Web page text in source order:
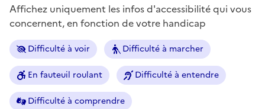
Affichez uniquement les infos d'accessibilité qui vous
concernent, en fonction de votre handicap
Difficulté à voir Difficulté à marcher
En fauteuil roulant Difficulté à entendre
Difficulté à comprendre